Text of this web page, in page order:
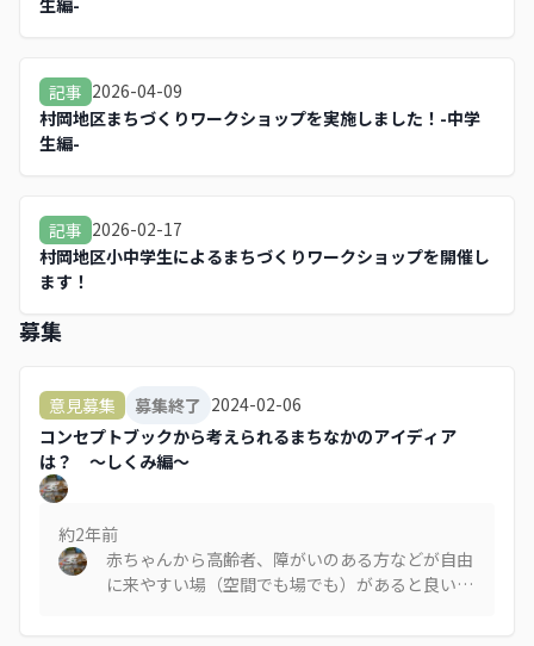
記事 2026-04-09
村岡地区まちづくりワークショップを実施しました！-中学
生編-
記事 2026-02-17
村岡地区小中学生によるまちづくりワークショップを開催し
ます！
募集
意見募集 募集終了 2024-02-06
コンセプトブックから考えられるまちなかのアイディア
は？ ～しくみ編～
約2年前
赤ちゃんから高齢者、障がいのある方などが自由
に来やすい場（空間でも場でも）があると良いと